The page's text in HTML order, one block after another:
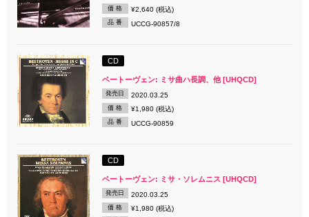
価 格 ¥2,640 (税込)
品 番 UCCG-90857/8
CD
ベートーヴェン: ミサ曲ハ長調、他 [UHQCD]
発売日 2020.03.25
価 格 ¥1,980 (税込)
品 番 UCCG-90859
CD
ベートーヴェン: ミサ・ソレムニス [UHQCD]
発売日 2020.03.25
価 格 ¥1,980 (税込)